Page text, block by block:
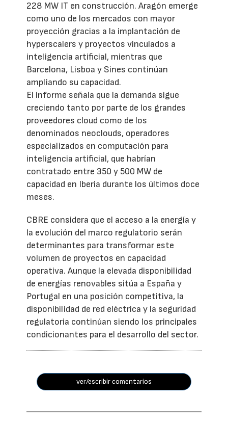
228 MW IT en construcción. Aragón emerge
como uno de los mercados con mayor
proyección gracias a la implantación de
hyperscalers y proyectos vinculados a
inteligencia artificial, mientras que
Barcelona, Lisboa y Sines continúan
ampliando su capacidad.
El informe señala que la demanda sigue
creciendo tanto por parte de los grandes
proveedores cloud como de los
denominados neoclouds, operadores
especializados en computación para
inteligencia artificial, que habrían
contratado entre 350 y 500 MW de
capacidad en Iberia durante los últimos doce
meses.
CBRE considera que el acceso a la energía y
la evolución del marco regulatorio serán
determinantes para transformar este
volumen de proyectos en capacidad
operativa. Aunque la elevada disponibilidad
de energías renovables sitúa a España y
Portugal en una posición competitiva, la
disponibilidad de red eléctrica y la seguridad
regulatoria continúan siendo los principales
condicionantes para el desarrollo del sector.
ver/escribir comentarios